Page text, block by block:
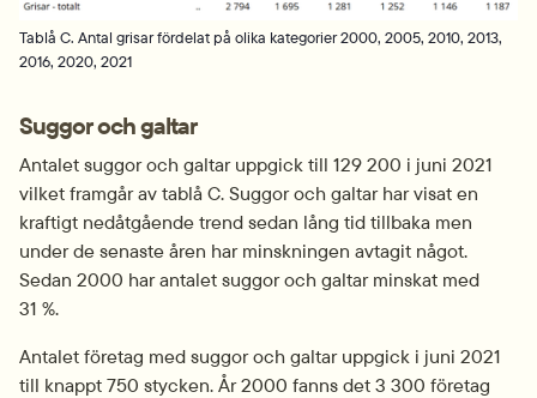
Tablå C. Antal grisar fördelat på olika kategorier 2000, 2005, 2010, 2013,
2016, 2020, 2021
Suggor och galtar
Antalet suggor och galtar uppgick till 129 200 i juni 2021
vilket framgår av tablå C. Suggor och galtar har visat en
kraftigt nedåtgående trend sedan lång tid tillbaka men
under de senaste åren har minskningen avtagit något.
Sedan 2000 har antalet suggor och galtar minskat med
31 %.
Antalet företag med suggor och galtar uppgick i juni 2021
till knappt 750 stycken. År 2000 fanns det 3 300 företag